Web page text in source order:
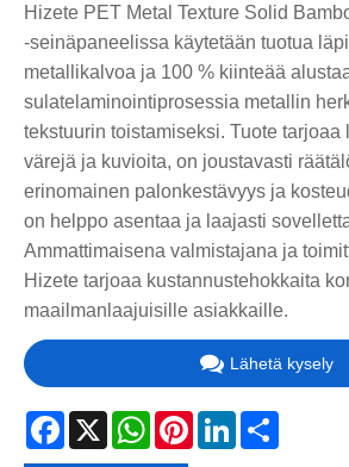
Hizete PET Metal Texture Solid
-seinäpaneelissa käytetään tuotua
metallikalvoa ja 100 % kiinteää
sulatelaminointiprosessia metallin
tekstuurin toistamiseksi. Tuote tarjoaa
värejä ja kuvioita, on joustavasti
erinomainen palonkestävyys ja
on helppo asentaa ja laajasti
Ammattimaisena valmistajana ja
Hizete tarjoaa kustannustehokkaita
maailmanlaajuisille asiakkaille.
Lähetä kysely
Facebook
X WhatsApp
PinterestLinkedIn